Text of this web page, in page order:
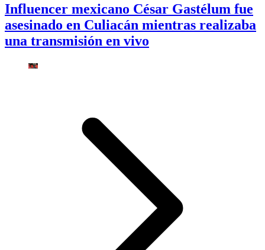
Influencer mexicano César Gastélum fue
asesinado en Culiacán mientras realizaba
una transmisión en vivo